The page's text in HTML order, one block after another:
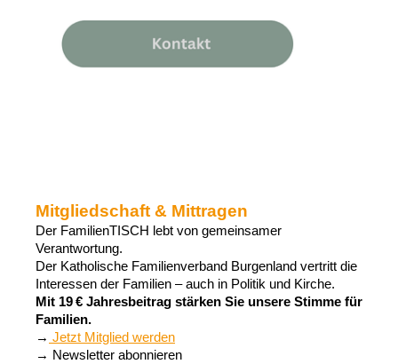
Mitgliedschaft & Mittragen
Der FamilienTISCH lebt von gemeinsamer
Verantwortung.
Der Katholische Familienverband Burgenland vertritt die
Interessen der Familien – auch in Politik und Kirche.
Mit 19 € Jahresbeitrag stärken Sie unsere Stimme für
Familien.
→ Jetzt Mitglied werden
→ Newsletter abonnieren